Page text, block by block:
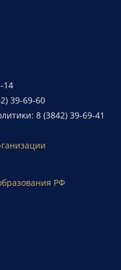
14
39-69-60
8 (3842) 39-69-41
РФ